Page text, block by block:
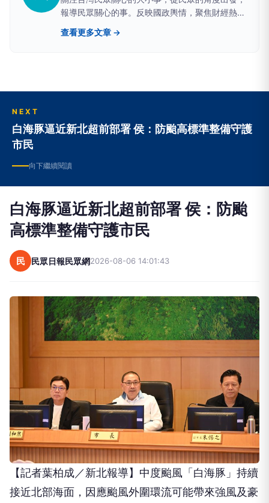
報導民眾關心的事。反映國政輿情，聚焦財經熱
點，堅持與網路上的鄉民，與馬路上的市民站在一
起。
查看更多文章 →
NEXT
白海豚逼近新北超前部署 侯：防颱高標準整備守護
市民
向下繼續閱讀
白海豚逼近新北超前部署 侯：防颱
高標準整備守護市民
民 民眾日報民眾網2026-08-06 14:01:43
【記者葉柏成／新北報導】中度颱風「白海豚」持續
接近北部海面，因應颱風外圍環流可能帶來強風及豪